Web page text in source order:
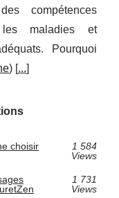
compétences
les maladies et
Pourquoi
) [...]
choisir
1 584
Views
1 731
Views